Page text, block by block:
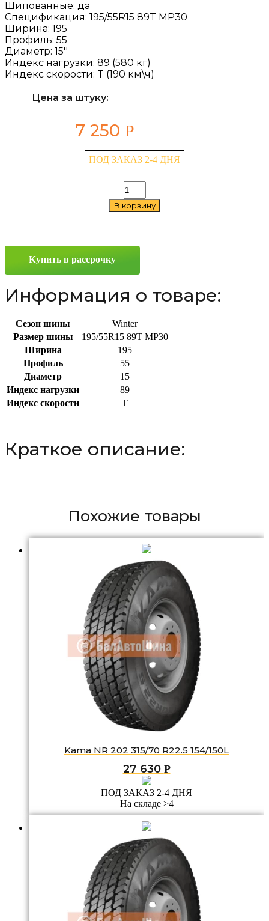
Шипованные: да
Спецификация: 195/55R15 89T MP30
Ширина: 195
Профиль: 55
Диаметр: 15''
Индекс нагрузки: 89 (580 кг)
Индекс скорости: T (190 км\ч)
Цена за штуку:
7 250 Р
ПОД ЗАКАЗ 2-4 ДНЯ
Количество
товара
Torero
В корзину
Купить в рассрочку
Информация о товаре:
Сезон шины
Winter
Размер шины
195/55R15 89T MP30
Ширина
195
Профиль
55
Диаметр
15
Индекс нагрузки
89
Индекс скорости
T
Краткое описание:
Похожие товары
Kama NR 202 315/70 R22.5 154/150L
27 630 Р
ПОД ЗАКАЗ 2-4 ДНЯ
На складе >4